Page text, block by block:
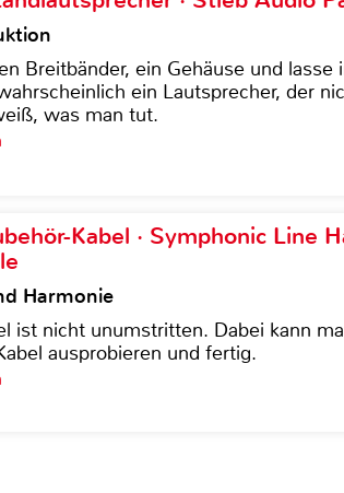
Breitbänder, ein Gehäuse und
ein Lautsprecher, der
was man tut.
Kabel · Symphonic Line
Harmonie
ist nicht unumstritten. Dabei kann
ausprobieren und fertig.